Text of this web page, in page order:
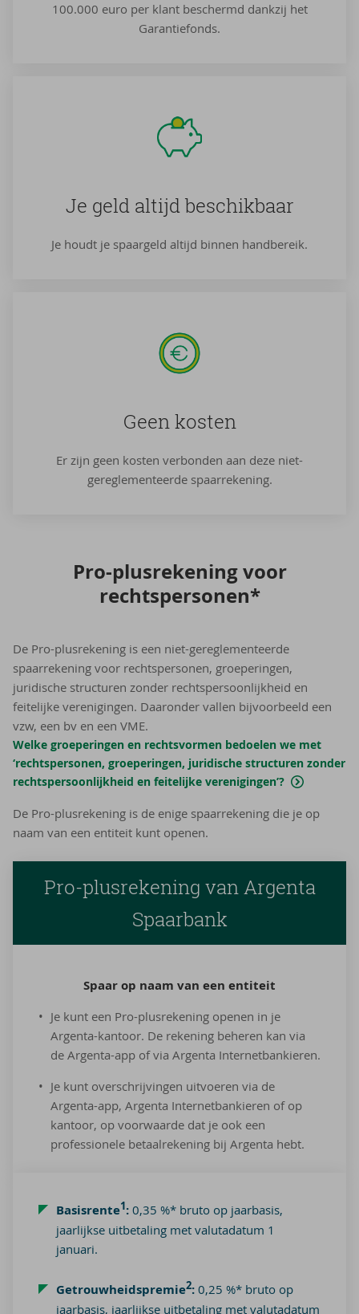
100.000 euro per klant beschermd dankzij het
Garantiefonds.
Je geld al­tijd be­schik­baar
Je houdt je spaargeld altijd binnen handbereik.
Geen kos­ten
Er zijn geen kosten verbonden aan deze niet-
gereglementeerde spaarrekening.
Pro-​plusrekening voor
rechts­per­so­nen*
De Pro-plusrekening is een niet-gereglementeerde
spaarrekening voor rechtspersonen, groeperingen,
juridische structuren zonder rechtspersoonlijkheid en
feitelijke verenigingen. Daaronder vallen bijvoorbeeld een
vzw, een bv en een VME.
Welke groeperingen en rechtsvormen bedoelen we met
‘rechtspersonen, groeperingen, juridische structuren zonder
rechtspersoonlijkheid en feitelijke verenigingen’?
De Pro-plusrekening is de enige spaarrekening die je op
naam van een entiteit kunt openen.
Pro-plusrekening van Argenta
Spaarbank
Spaar op naam van een en­ti­teit
Je kunt een Pro-plusrekening openen in je
Argenta-kantoor. De rekening beheren kan via
de Argenta-app of via Argenta Internetbankieren.
Je kunt overschrijvingen uitvoeren via de
Argenta-app, Argenta Internetbankieren of op
kantoor, op voorwaarde dat je ook een
professionele betaalrekening bij Argenta hebt.
Basisrente1: 0,35 %* bruto op jaarbasis,
jaarlijkse uitbetaling met valutadatum 1
januari.
Getrouwheidspremie2: 0,25 %* bruto op
jaarbasis, jaarlijkse uitbetaling met valutadatum